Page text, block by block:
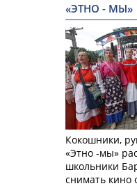
«ЭТНО - МЫ»
Кокошники,
«Этно -мы»
школьники
снимать кино